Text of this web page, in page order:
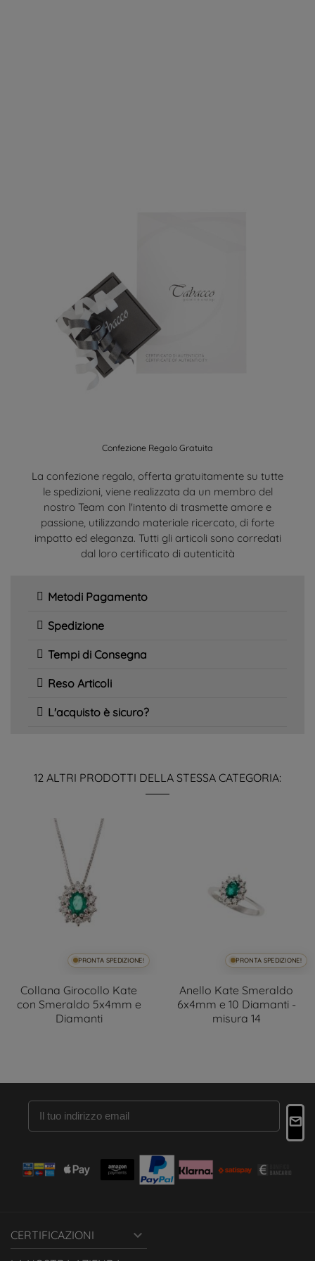
Confezione Regalo Gratuita
La confezione regalo, offerta gratuitamente su tutte
le spedizioni, viene realizzata da un membro del
nostro Team con l'intento di trasmette amore e
passione, utilizzando materiale ricercato, di forte
impatto ed eleganza. Tutti gli articoli sono corredati
dal loro certificato di autenticità
Metodi Pagamento
Spedizione
Tempi di Consegna
Reso Articoli
L'acquisto è sicuro?
12 ALTRI PRODOTTI DELLA STESSA CATEGORIA:
PRONTA SPEDIZIONE!
Collana Girocollo Kate
con Smeraldo 5x4mm e
Diamanti
PRONTA SPEDIZIONE!
Anello Kate Smeraldo
6x4mm e 10 Diamanti -
misura 14
CERTIFICAZIONI 